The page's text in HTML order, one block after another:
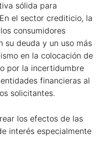
sólida para
el sector crediticio, la
consumidores
su deuda y un uso más
en la colocación de
por la incertidumbre
financieras al
solicitantes.
los efectos de las
interés especialmente